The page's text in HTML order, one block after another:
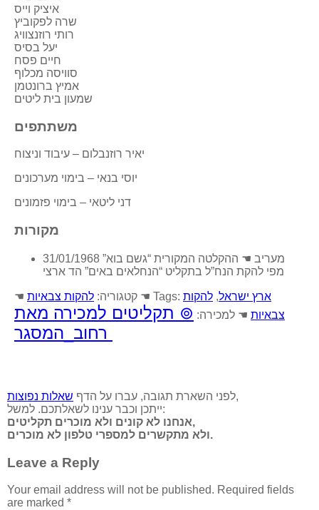
איציק וייס
שרה לפקוביץ
רותי רוזנצוויג
יעל בסיס
חיים פסח
סוויסה מכלוף
אמיץ ברונטמן
שמעון בית ליטים
משתתפים
יאיר רוזנבלום – עיבוד וניצוח
יוסי בנאי – בימוי מערכונים
דני ליטאי – בימוי פזמונים
מקורות
31/01/1968 מעריב ☚ ההקלטה המקורית “גשם בוא”
מפי להקת הנח”ל בתקליט “הנחלאים באים” הד ארצי
☚ קטגוריה: להקות צבאיות ☚ Tags: ארץ ישראל, להקות
צבאיות ☚ למכירה: ⊚ תקליטים למכירה מאת
לפני השארת תגובה, עברו על הדף שאלות נפוצות
,
ייתכן וכבר ענינו לשאלתכם. למשל:
אנחנו לא קונים ולא מוכרים תקליטים,
ולא מתקשרים למספרי טלפון לא מוכרים.
Leave a Reply
Your email address will not be published. Required fields
are marked *